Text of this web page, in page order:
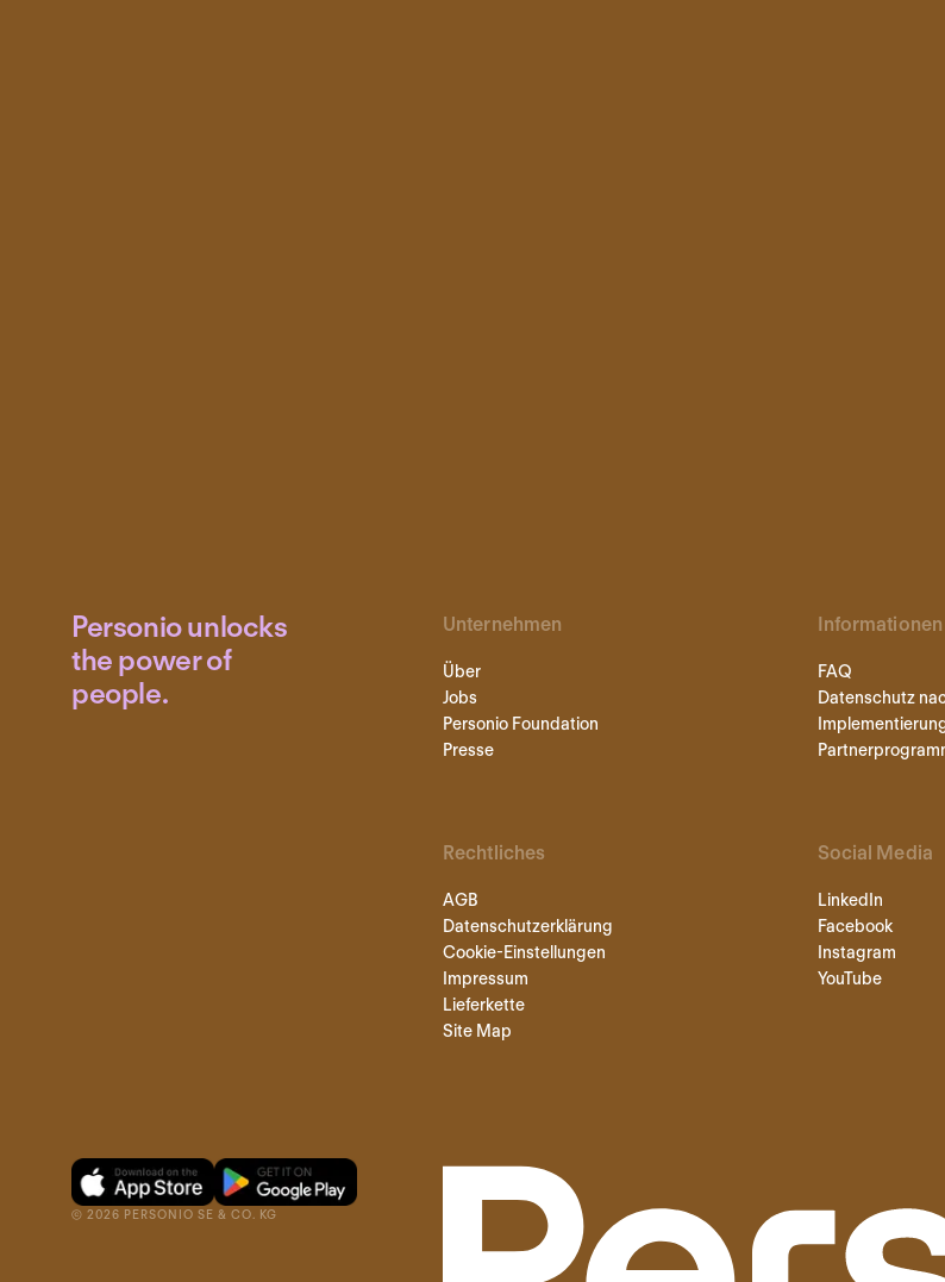
Personio unlocks
the power of
people.
Unternehmen
Über
Jobs
Personio Foundation
Presse
Informationen
FAQ
Datenschutz
Rechtliches
AGB
Datenschutzerklärung
Cookie-Einstellungen
Impressum
Lieferkette
Site Map
Social Media
LinkedIn
Facebook
Instagram
YouTube
© 2026 PERSONIO SE & CO. KG